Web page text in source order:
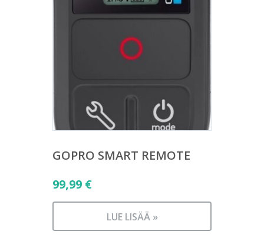
GOPRO SMART REMOTE
99,99 €
LUE LISÄÄ »